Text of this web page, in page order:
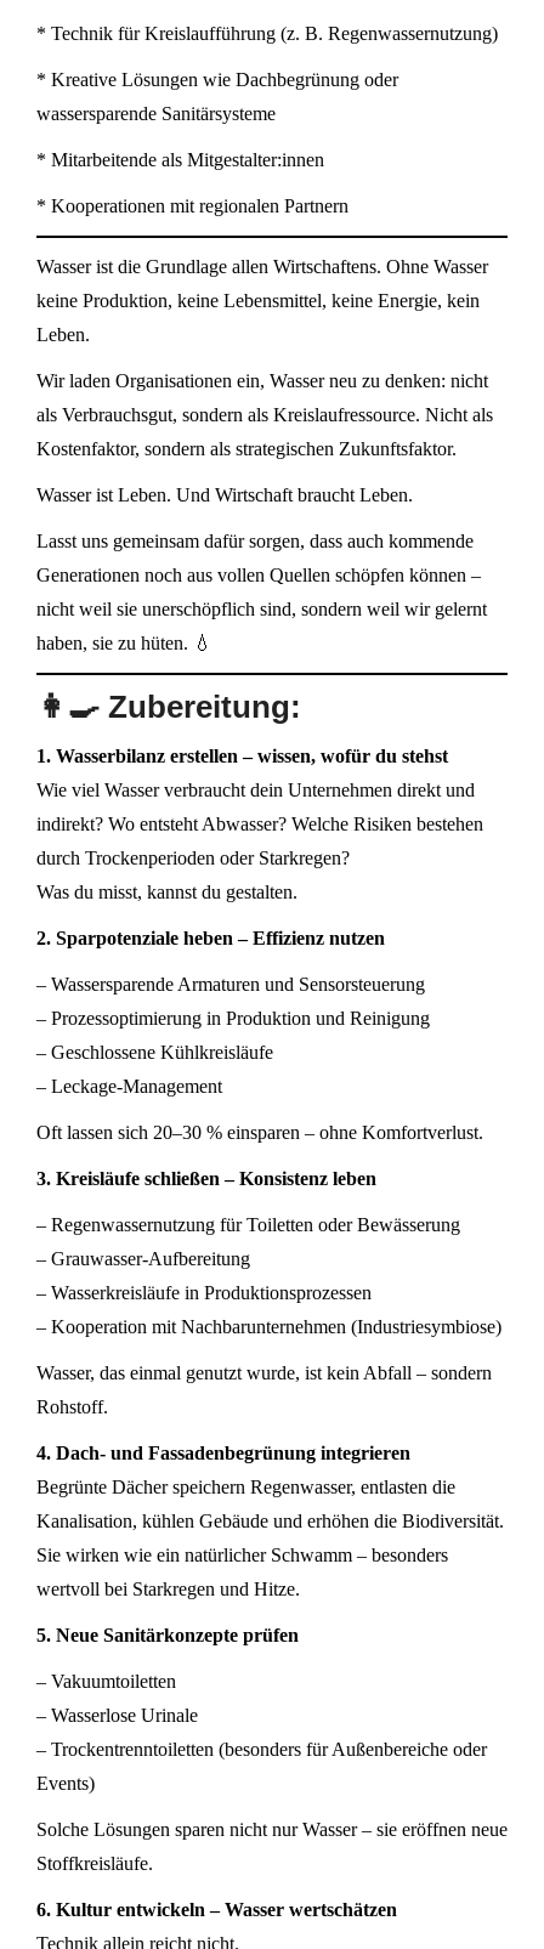
* Technik für Kreislaufführung (z. B. Regenwassernutzung)
* Kreative Lösungen wie Dachbegrünung oder
wassersparende Sanitärsysteme
* Mitarbeitende als Mitgestalter:innen
* Kooperationen mit regionalen Partnern
Wasser ist die Grundlage allen Wirtschaftens. Ohne Wasser
keine Produktion, keine Lebensmittel, keine Energie, kein
Leben.
Wir laden Organisationen ein, Wasser neu zu denken: nicht
als Verbrauchsgut, sondern als Kreislaufressource. Nicht als
Kostenfaktor, sondern als strategischen Zukunftsfaktor.
Wasser ist Leben. Und Wirtschaft braucht Leben.
Lasst uns gemeinsam dafür sorgen, dass auch kommende
Generationen noch aus vollen Quellen schöpfen können –
nicht weil sie unerschöpflich sind, sondern weil wir gelernt
haben, sie zu hüten. 💧
👩‍🍳 Zubereitung:
1. Wasserbilanz erstellen – wissen, wofür du stehst
Wie viel Wasser verbraucht dein Unternehmen direkt und
indirekt? Wo entsteht Abwasser? Welche Risiken bestehen
durch Trockenperioden oder Starkregen?
Was du misst, kannst du gestalten.
2. Sparpotenziale heben – Effizienz nutzen
– Wassersparende Armaturen und Sensorsteuerung
– Prozessoptimierung in Produktion und Reinigung
– Geschlossene Kühlkreisläufe
– Leckage-Management
Oft lassen sich 20–30 % einsparen – ohne Komfortverlust.
3. Kreisläufe schließen – Konsistenz leben
– Regenwassernutzung für Toiletten oder Bewässerung
– Grauwasser-Aufbereitung
– Wasserkreisläufe in Produktionsprozessen
– Kooperation mit Nachbarunternehmen (Industriesymbiose)
Wasser, das einmal genutzt wurde, ist kein Abfall – sondern
Rohstoff.
4. Dach- und Fassadenbegrünung integrieren
Begrünte Dächer speichern Regenwasser, entlasten die
Kanalisation, kühlen Gebäude und erhöhen die Biodiversität.
Sie wirken wie ein natürlicher Schwamm – besonders
wertvoll bei Starkregen und Hitze.
5. Neue Sanitärkonzepte prüfen
– Vakuumtoiletten
– Wasserlose Urinale
– Trockentrenntoiletten (besonders für Außenbereiche oder
Events)
Solche Lösungen sparen nicht nur Wasser – sie eröffnen neue
Stoffkreisläufe.
6. Kultur entwickeln – Wasser wertschätzen
Technik allein reicht nicht.